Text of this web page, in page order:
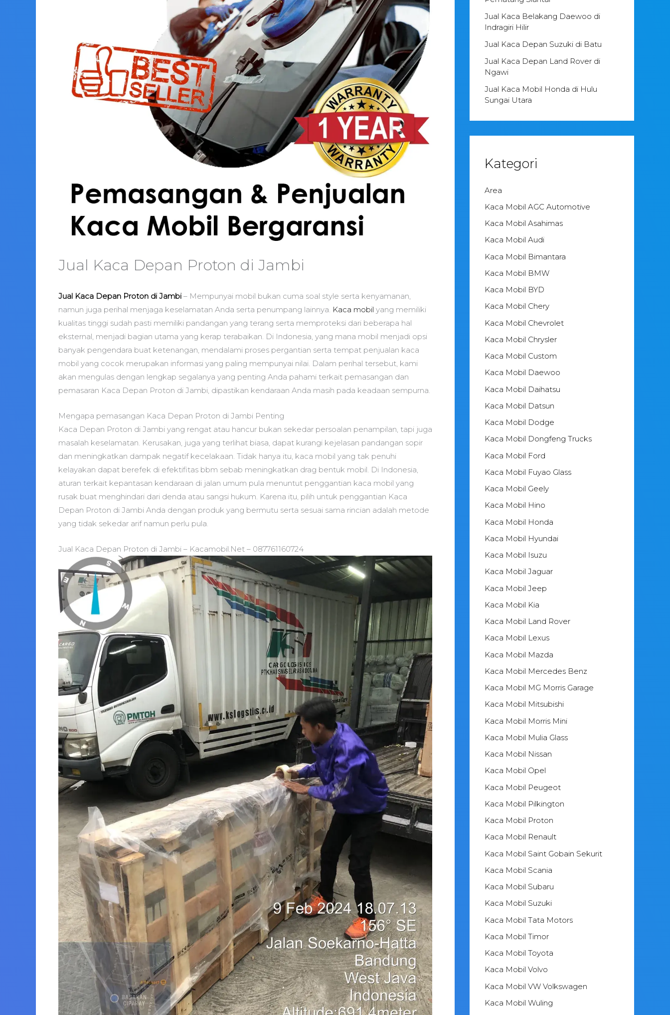
Jual Kaca Depan Proton di Jambi
Jual Kaca Depan Proton di Jambi – Mempunyai mobil bukan cuma soal style serta kenyamanan,
namun juga perihal menjaga keselamatan Anda serta penumpang lainnya. Kaca mobil yang memiliki
kualitas tinggi sudah pasti memiliki pandangan yang terang serta memproteksi dari beberapa hal
eksternal, menjadi bagian utama yang kerap terabaikan. Di Indonesia, yang mana mobil menjadi opsi
banyak pengendara buat ketenangan, mendalami proses pergantian serta tempat penjualan kaca
mobil yang cocok merupakan informasi yang paling mempunyai nilai. Dalam perihal tersebut, kami
akan mengulas dengan lengkap segalanya yang penting Anda pahami terkait pemasangan dan
pemasaran Kaca Depan Proton di Jambi, dipastikan kendaraan Anda masih pada keadaan sempurna.
Mengapa pemasangan Kaca Depan Proton di Jambi Penting
Kaca Depan Proton di Jambi yang rengat atau hancur bukan sekedar persoalan penampilan, tapi juga
masalah keselamatan. Kerusakan, juga yang terlihat biasa, dapat kurangi kejelasan pandangan sopir
dan meningkatkan dampak negatif kecelakaan. Tidak hanya itu, kaca mobil yang tak penuhi
kelayakan dapat berefek di efektifitas bbm sebab meningkatkan drag bentuk mobil. Di Indonesia,
aturan terkait kepantasan kendaraan di jalan umum pula menuntut penggantian kaca mobil yang
rusak buat menghindari dari denda atau sangsi hukum. Karena itu, pilih untuk penggantian Kaca
Depan Proton di Jambi Anda dengan produk yang bermutu serta sesuai sama rincian adalah metode
yang tidak sekedar arif namun perlu pula.
Jual Kaca Depan Proton di Jambi – Kacamobil.Net – 087761160724
Jual Kaca Belakang Daewoo di
Indragiri Hilir
Jual Kaca Depan Suzuki di Batu
Jual Kaca Depan Land Rover di
Ngawi
Jual Kaca Mobil Honda di Hulu
Sungai Utara
Kategori
Area
Kaca Mobil AGC Automotive
Kaca Mobil Asahimas
Kaca Mobil Audi
Kaca Mobil Bimantara
Kaca Mobil BMW
Kaca Mobil BYD
Kaca Mobil Chery
Kaca Mobil Chevrolet
Kaca Mobil Chrysler
Kaca Mobil Custom
Kaca Mobil Daewoo
Kaca Mobil Daihatsu
Kaca Mobil Datsun
Kaca Mobil Dodge
Kaca Mobil Dongfeng Trucks
Kaca Mobil Ford
Kaca Mobil Fuyao Glass
Kaca Mobil Geely
Kaca Mobil Hino
Kaca Mobil Honda
Kaca Mobil Hyundai
Kaca Mobil Isuzu
Kaca Mobil Jaguar
Kaca Mobil Jeep
Kaca Mobil Kia
Kaca Mobil Land Rover
Kaca Mobil Lexus
Kaca Mobil Mazda
Kaca Mobil Mercedes Benz
Kaca Mobil MG Morris Garage
Kaca Mobil Mitsubishi
Kaca Mobil Morris Mini
Kaca Mobil Mulia Glass
Kaca Mobil Nissan
Kaca Mobil Opel
Kaca Mobil Peugeot
Kaca Mobil Pilkington
Kaca Mobil Proton
Kaca Mobil Renault
Kaca Mobil Saint Gobain Sekurit
Kaca Mobil Scania
Kaca Mobil Subaru
Kaca Mobil Suzuki
Kaca Mobil Tata Motors
Kaca Mobil Timor
Kaca Mobil Toyota
Kaca Mobil Volvo
Kaca Mobil VW Volkswagen
Kaca Mobil Wuling